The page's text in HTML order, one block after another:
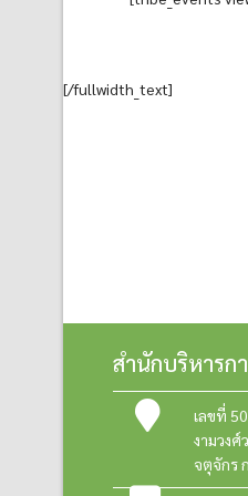
[/fullwidth_text]
สำนักบริหารก
เลขที่
งามวงศ์
จตุจักร